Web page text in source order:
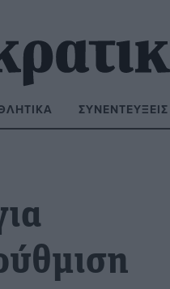
ΣΥΝΕΝΤΕΎΞΕΙΣ